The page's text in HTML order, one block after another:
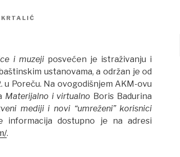
i muzejiposvećen je istraživanju i
ustanovama, a održan je od
u Poreču. Na ovogodišnjem AKM-ovu
Materijalno i virtualno Boris Badurina
mediji i novi “umreženi” korisnici
informacija dostupno je na adresi
.